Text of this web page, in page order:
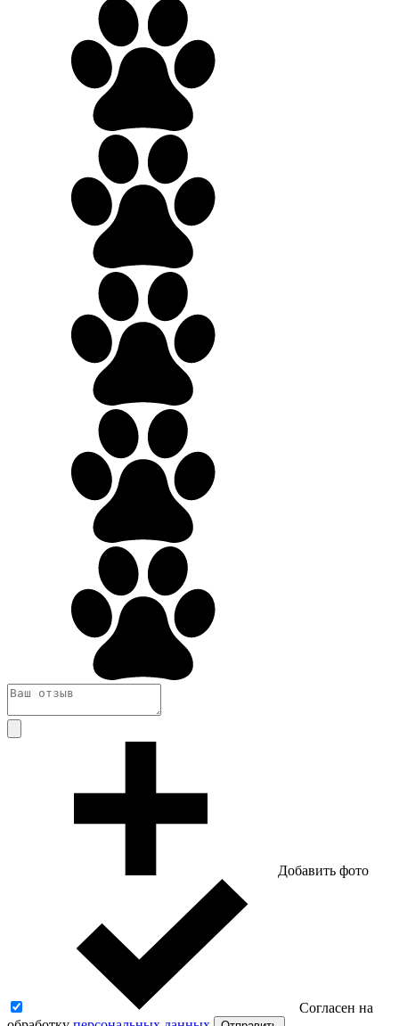
Добавить фото
Согласен на